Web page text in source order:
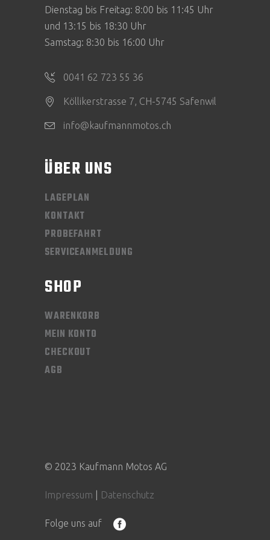
Dienstag bis Freitag: 8:00 bis 11:45 Uhr
und 13:15 bis 18:30 Uhr
Samstag: 8:30 bis 16:00 Uhr
0041 62 723 55 36
Köllikerstrasse 7, CH-5745 Safenwil
info@kaufmannmotos.ch
ÜBER UNS
LAGEPLAN
KONTAKT
PROBEFAHRT
SERVICEANMELDUNG
SHOP
WARENKORB
MEIN KONTO
CHECKOUT
AGB
© 2023 Kaufmann Motos AG
Impressum Datenschutz
Folge uns auf